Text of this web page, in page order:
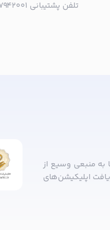
تلفن پشتیبانی ۰۲۱۵۷۹۴۲۰۰۱ | به صورت تلفنی پاسخگوی شما هستیم!
منبعی وسیع از
اپلیکیشن‌های